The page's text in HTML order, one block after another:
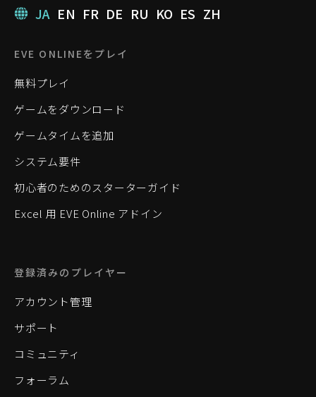
JA EN FR DE RU KO ES ZH
EVE ONLINEをプレイ
無料プレイ
ゲームをダウンロード
ゲームタイムを追加
システム要件
初心者のためのスターターガイド
Excel 用 EVE Online アドイン
登録済みのプレイヤー
アカウント管理
サポート
コミュニティ
フォーラム